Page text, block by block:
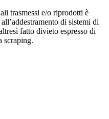
trasmessi e/o riprodotti è
di sistemi di
fatto divieto espresso di
scraping.